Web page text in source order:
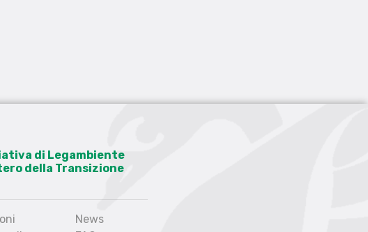
di Legambiente
della Transizione
News